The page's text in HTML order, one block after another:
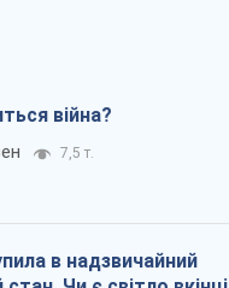
війна?
7,5 т.
в надзвичайний